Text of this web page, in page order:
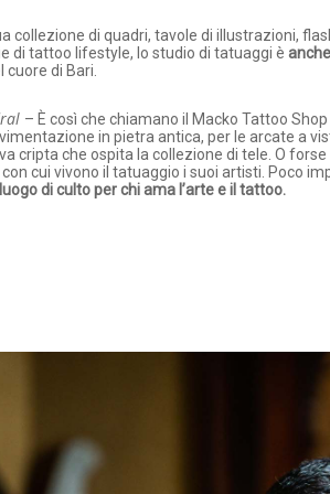
collezione di quadri, tavole di illustrazioni,
di tattoo lifestyle, lo studio di tatuaggi è
cuore di Bari.
– È così che chiamano il Macko Tattoo
in pietra antica, per le arcate a
cripta che ospita la collezione di tele. O forse
cui vivono il tatuaggio i suoi artisti. Poco
di culto per chi ama l’arte e il tattoo.